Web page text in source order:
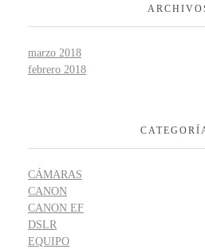
marzo 2018
febrero 2018
CÁMARAS
CANON
CANON EF
DSLR
EQUIPO